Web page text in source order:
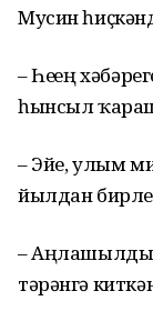
Мусин
– Һеҙҙең
һынсыл
– Эйе, улым
йылдан бирле
–
тәрәнгә